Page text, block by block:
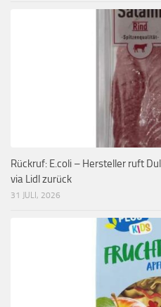
Rückruf: E.coli – Hersteller ruft
via Lidl zurück
31 JULI, 2026